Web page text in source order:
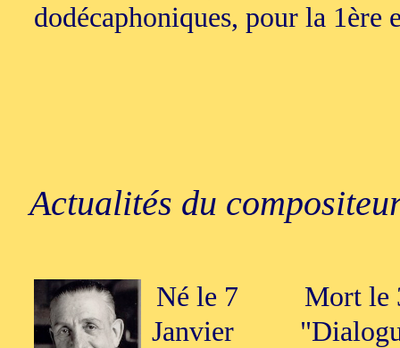
dodécaphoniques, pour la
Actualités du
Né le 7
Janvier
Mort le